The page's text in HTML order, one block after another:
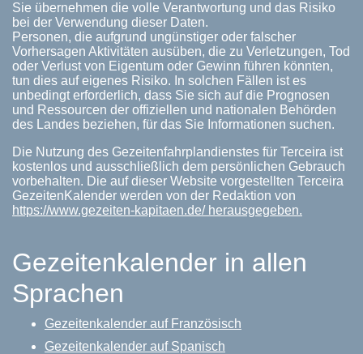
Sie übernehmen die volle Verantwortung und das Risiko
bei der Verwendung dieser Daten.
Personen, die aufgrund ungünstiger oder falscher
Vorhersagen Aktivitäten ausüben, die zu Verletzungen, Tod
oder Verlust von Eigentum oder Gewinn führen könnten,
tun dies auf eigenes Risiko. In solchen Fällen ist es
unbedingt erforderlich, dass Sie sich auf die Prognosen
und Ressourcen der offiziellen und nationalen Behörden
des Landes beziehen, für das Sie Informationen suchen.
Die Nutzung des Gezeitenfahrplandienstes für Terceira ist
kostenlos und ausschließlich dem persönlichen Gebrauch
vorbehalten. Die auf dieser Website vorgestellten Terceira
GezeitenKalender werden von der Redaktion von
https://www.gezeiten-kapitaen.de/ herausgegeben.
Gezeitenkalender in allen
Sprachen
Gezeitenkalender auf Französisch
Gezeitenkalender auf Spanisch